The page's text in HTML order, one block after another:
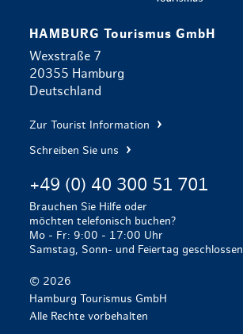
HAMBURG Tourismus GmbH
Wexstraße 7
20355 Hamburg
Deutschland
Zur Tourist Information
Schreiben Sie uns
+49 (0) 40 300 51 701
Brauchen Sie Hilfe oder
möchten telefonisch buchen?
Mo - Fr: 9:00 - 17:00 Uhr
Samstag, Sonn- und Feiertag geschlossen
© 2026
Hamburg Tourismus GmbH
Alle Rechte vorbehalten